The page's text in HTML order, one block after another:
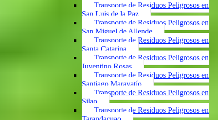
Transporte de Residuos Peligrosos en
San Luis de la Paz
Transporte de Residuos Peligrosos en
San Miguel de Allende
Transporte de Residuos Peligrosos en
Santa Catarina
Transporte de Residuos Peligrosos en
Juventino Rosas
Transporte de Residuos Peligrosos en
Santiago Maravatío
Transporte de Residuos Peligrosos en
Silao
Transporte de Residuos Peligrosos en